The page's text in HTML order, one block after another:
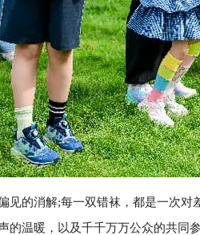
的消解;每一双错袜，都是一次对
的温暖，以及千千万万公众的共同